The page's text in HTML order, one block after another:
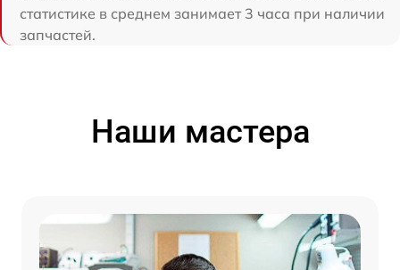
статистике в среднем занимает 3 часа при наличии
запчастей.
Наши мастера